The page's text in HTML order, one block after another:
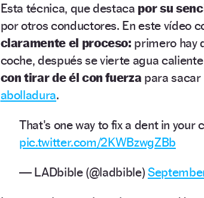
Esta técnica, que destaca por su
por otros conductores. En este vídeo
claramente el proceso: primero hay
coche, después se vierte agua
con tirar de él con fuerza para sacar
abolladura.
That's one way to fix a dent in
pic.twitter.com/2KWBzwgZBb
— LADbible (@ladbible)